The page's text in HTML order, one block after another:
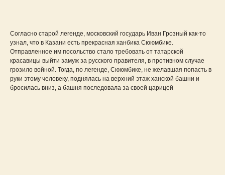
Согласно старой легенде, московский государь Иван Грозный как-то
узнал, что в Казани есть прекрасная ханбика Сююмбике.
Отправленное им посольство стало требовать от татарской
красавицы выйти замуж за русского правителя, в противном случае
грозило войной. Тогда, по легенде, Сююмбике, не желавшая попасть в
руки этому человеку, поднялась на верхний этаж ханской башни и
бросилась вниз, а башня последовала за своей царицей